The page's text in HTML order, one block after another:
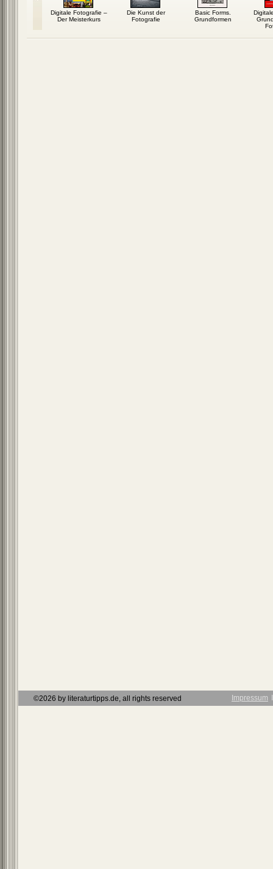
Digitale Fotografie –
Der Meisterkurs
Die Kunst der
Fotografie
Basic Forms.
Grundformen
©2026 by literaturtipps.de, all rights reserved Impressum